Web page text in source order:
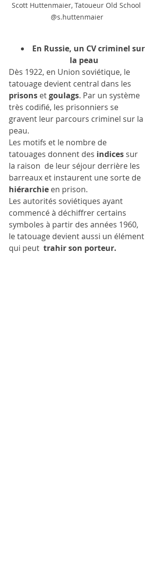
Scott Huttenmaier, Tatoueur Old School
@s.huttenmaier
En Russie, un CV criminel sur
la peau
Dès 1922, en Union soviétique, le
tatouage devient central dans les
prisons et goulags. Par un système
très codifié, les prisonniers se
gravent leur parcours criminel sur la
peau.
Les motifs et le nombre de
tatouages donnent des indices sur
la raison  de leur séjour derrière les
barreaux et instaurent une sorte de
hiérarchie en prison.
Les autorités soviétiques ayant
commencé à déchiffrer certains
symboles à partir des années 1960,
le tatouage devient aussi un élément
qui peut trahir son porteur.